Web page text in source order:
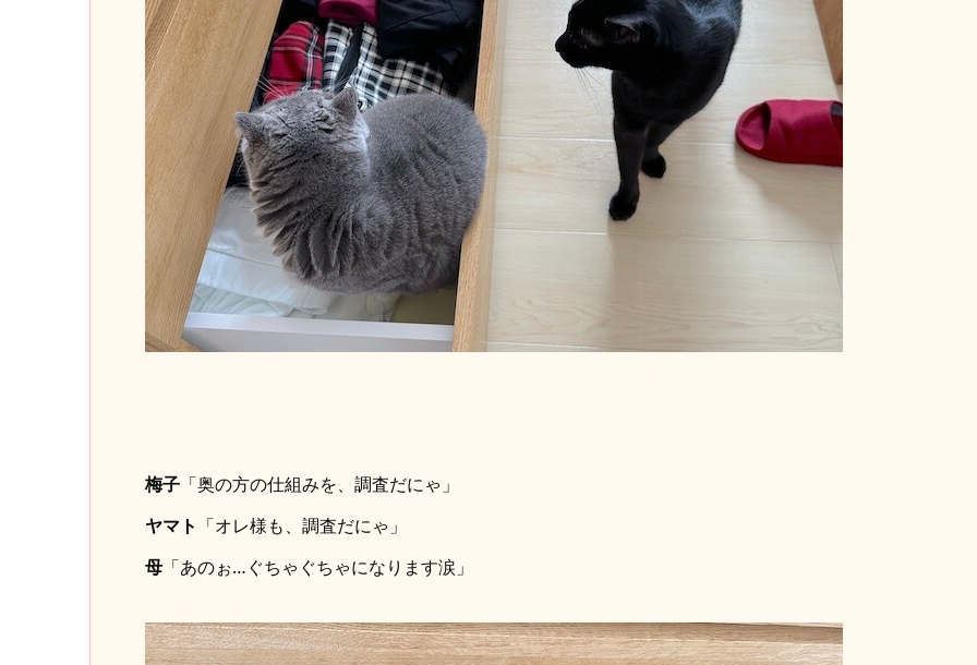
梅子「奥の方の仕組みを、調査だにゃ」
ヤマト 「オレ様も、調査だにゃ」
母「あのぉ…ぐちゃぐちゃになります涙」